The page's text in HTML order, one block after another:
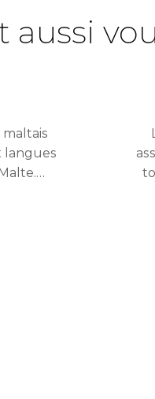
aussi
maltais
langues